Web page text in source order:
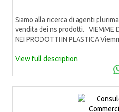
Siamo alla ricerca di agenti
vendita dei ns prodotti. VIEMME
NEI PRODOTTI IN PLASTICA
View full description